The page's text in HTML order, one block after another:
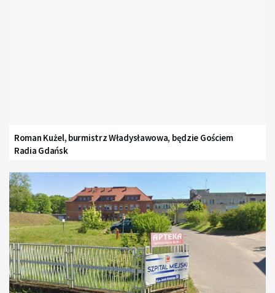
Roman Kużel, burmistrz Władysławowa, będzie Gościem
Radia Gdańsk